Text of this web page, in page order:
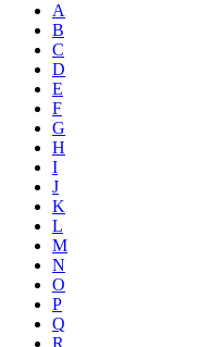
A
B
C
D
E
F
G
H
I
J
K
L
M
N
O
P
Q